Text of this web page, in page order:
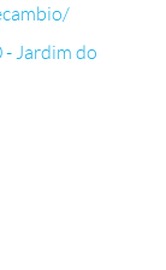
- Jardim do